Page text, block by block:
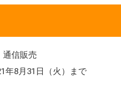
通信販売
年8月31日（火）まで